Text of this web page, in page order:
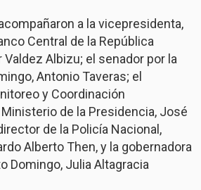
a la vicepresidenta,
Central de la República
Albizu; el senador por la
Antonio Taveras; el
y Coordinación
de la Presidencia, José
de la Policía Nacional,
Alberto Then, y la gobernadora
Domingo, Julia Altagracia